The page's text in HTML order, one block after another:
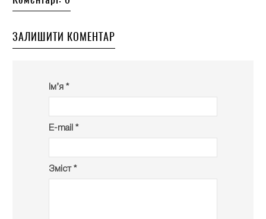
ЗАЛИШИТИ КОМЕНТАР
Ім’я *
E-mail *
Зміст *